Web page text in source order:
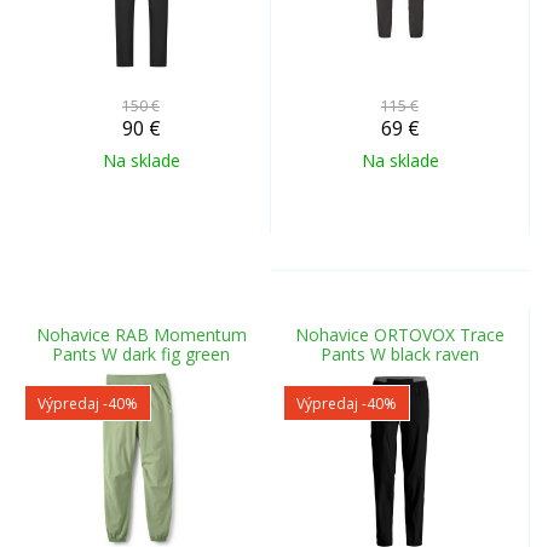
150 €
90 €
Na sklade
115 €
69 €
Na sklade
Nohavice RAB Momentum
Pants W dark fig green
Výpredaj -40%
Nohavice ORTOVOX Trace
Pants W black raven
Výpredaj -40%